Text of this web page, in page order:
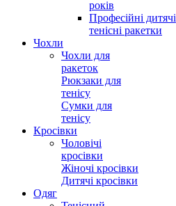
років
Професійні дитячі
тенісні ракетки
Чохли
Чохли для
ракеток
Рюкзаки для
тенісу
Сумки для
тенісу
Кросівки
Чоловічі
кросівки
Жіночі кросівки
Дитячі кросівки
Одяг